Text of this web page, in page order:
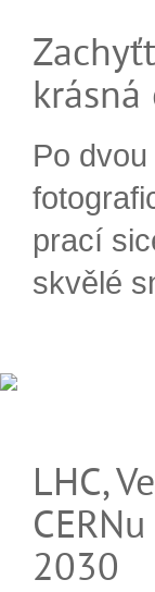
Po
prací
skvělé
LHC,
2030